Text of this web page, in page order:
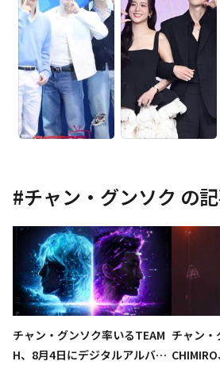
#チャン・グンソク の
チャン・グンソク率いるTEAM
H、8月4日にデジタルアルバム
チャン・